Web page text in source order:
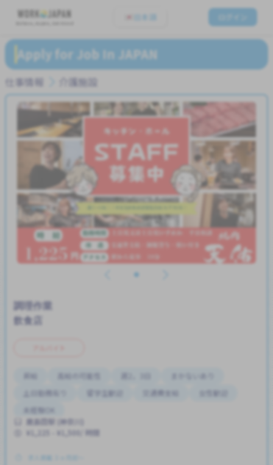
日本語
Apply for Job In JAPAN
仕事情報 介護施設
飲食店
昇給 高給の可能性 週2，3日
まかないあり
土日勤務有り
留学生歓迎 交通費支給
女性歓迎
未経験OK
鹿島田駅 (神奈川)
¥1,225 - ¥1,500/ 時間
求人掲載 ３ヶ月前〜